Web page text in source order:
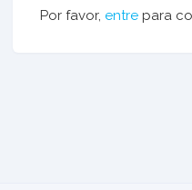
Por favor, entre para